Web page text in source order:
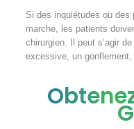
Si des inquiétudes ou des
marche, les patients
chirurgien. Il peut s’agir
excessive, un gonflement,